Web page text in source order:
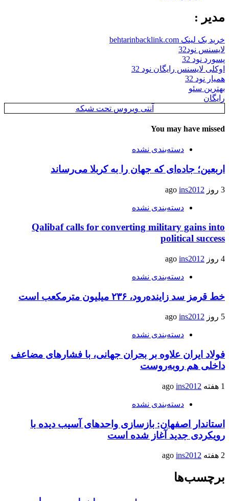
مدیر :
خرید بک لینک behtarinbacklink.com
لایسنس نود32
پسورد نود 32
اوکلی لایسنس رایگان نود 32
همیار نود 32
بهترین سئو
رایگان
آنتی ویروس تحت شبکه
You may have missed
دسته‌بندی نشده
اربعین؛ جاده‌ای که جهان را به کربلا می‌رساند
3 روز ago ins2012
دسته‌بندی نشده
Qalibaf calls for converting military gains into
political success
4 روز ago ins2012
دسته‌بندی نشده
خط قرمز سد زاینده‌رود، ۲۳۶ میلیون مترمکعب است
5 روز ago ins2012
دسته‌بندی نشده
فولاد ایران علاوه بر بحران جهانی، با فشارهای مضاعف
داخلی هم روبه‌روست
1 هفته ago ins2012
دسته‌بندی نشده
استاندار اصفهان: بازسازی واحدهای آسیب دیده با
رویکردی جدید آغاز شده است
2 هفته ago ins2012
برچسب‌ها